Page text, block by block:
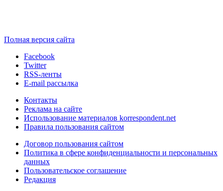
Полная версия сайта
Facebook
Twitter
RSS-ленты
E-mail рассылка
Контакты
Реклама на сайте
Использование материалов korrespondent.net
Правила пользования сайтом
Договор пользования сайтом
Политика в сфере конфиденциальности и персональных
данных
Пользовательское соглашение
Редакция